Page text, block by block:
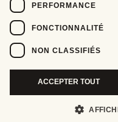
PERFORMANCE
FONCTIONNALITÉ
NON CLASSIFIÉS
ACCEPTER TOUT